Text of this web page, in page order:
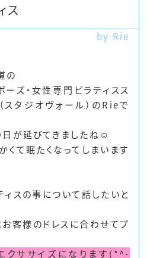
ス
by Rie
の
ーズ・女性専門ピラティスス
タジオヴォール）のRieで
が延びてきましたね☺
て眠たくなってしまいます
スの事について話したいと
客様のドレスに合わせてプ
クササイズになります(*^-